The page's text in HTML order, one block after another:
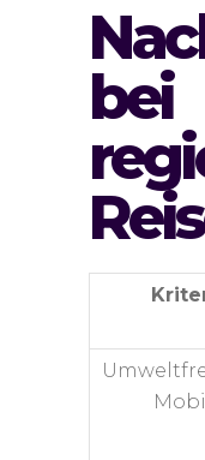
bei